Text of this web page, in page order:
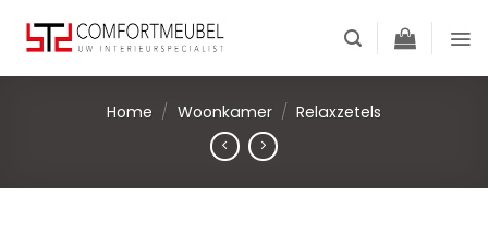
content
Home / Woonkamer / Relaxzetels